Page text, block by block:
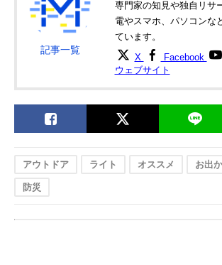
記事一覧
専門家の知見や独自リサ
電やスマホ、パソコンな
ています。
X Facebook
ウェブサイト
アウトドア ライト オススメ お出
防災